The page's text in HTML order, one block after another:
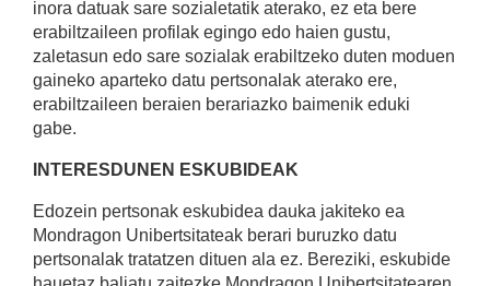
inora datuak sare sozialetatik aterako, ez eta bere
erabiltzaileen profilak egingo edo haien gustu,
zaletasun edo sare sozialak erabiltzeko duten moduen
gaineko aparteko datu pertsonalak aterako ere,
erabiltzaileen beraien berariazko baimenik eduki
gabe.
INTERESDUNEN ESKUBIDEAK
Edozein pertsonak eskubidea dauka jakiteko ea
Mondragon Unibertsitateak berari buruzko datu
pertsonalak tratatzen dituen ala ez. Bereziki, eskubide